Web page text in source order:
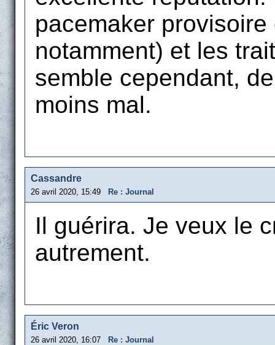
pacemaker
notamment) et les
semble cependant,
moins mal.
Cassandre
26 avril 2020, 15:49 Re : Journal
Il guérira. Je veux le
autrement.
Éric Veron
26 avril 2020, 16:07 Re : Journal